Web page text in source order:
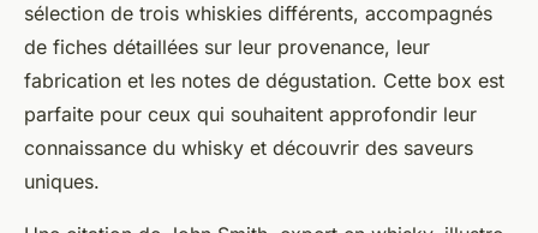
sélection de trois whiskies différents, accompagnés
de fiches détaillées sur leur provenance, leur
fabrication et les notes de dégustation. Cette box est
parfaite pour ceux qui souhaitent approfondir leur
connaissance du whisky et découvrir des saveurs
uniques.